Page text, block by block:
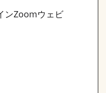
ンZoomウェビ